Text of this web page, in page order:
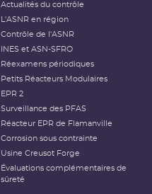
Actualités du contrôle
L'ASNR en région
Contrôle de l'ASNR
INES et ASN-SFRO
Réexamens périodiques
Petits Réacteurs Modulaires
EPR 2
Surveillance des PFAS
Réacteur EPR de Flamanville
Corrosion sous contrainte
Usine Creusot Forge
Évaluations complémentaires de
sûreté